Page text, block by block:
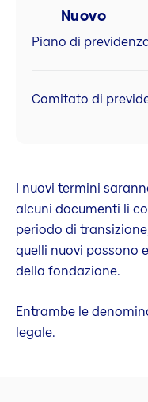
Nuovo
Piano di
Comitato di
I nuovi termini
alcuni documenti li
periodo di
quelli nuovi possono
della fondazione.
Entrambe le
legale.